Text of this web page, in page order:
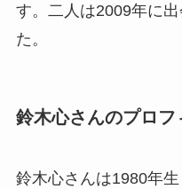
す。二人は2009年に
た。
鈴木心さんのプロフ
鈴木心さんは1980年